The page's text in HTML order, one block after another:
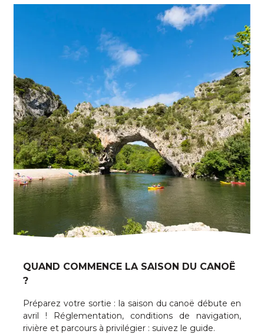
QUAND COMMENCE LA SAISON DU CANOË
?
Préparez votre sortie : la saison du canoë débute en
avril ! Réglementation, conditions de navigation,
rivière et parcours à privilégier : suivez le guide.